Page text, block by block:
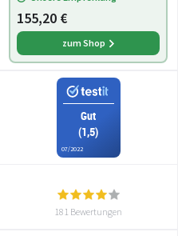
Eiswürfelmaschine,
Edelstah
155,20 €
zum Shop
Gut
(1,5)
07/2022
181 Bewertungen